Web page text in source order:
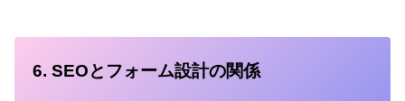
6. SEOとフォーム設計の関係